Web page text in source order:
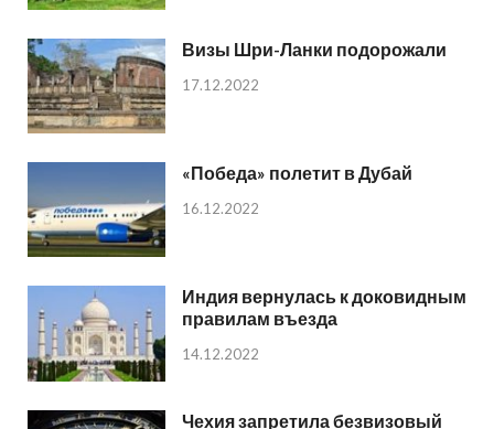
Визы Шри-Ланки подорожали
17.12.2022
«Победа» полетит в Дубай
16.12.2022
Индия вернулась к доковидным
правилам въезда
14.12.2022
Чехия запретила безвизовый